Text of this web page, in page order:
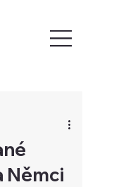
Němci